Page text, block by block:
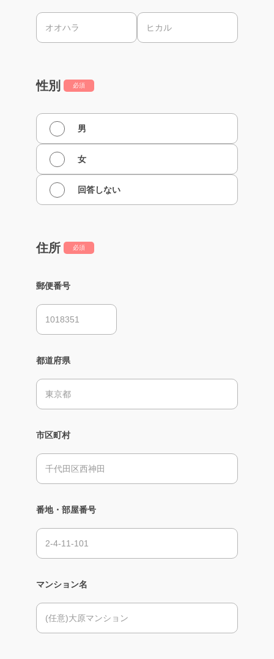
性別 必須
男
女
回答しない
住所 必須
郵便番号
都道府県
市区町村
番地・部屋番号
マンション名